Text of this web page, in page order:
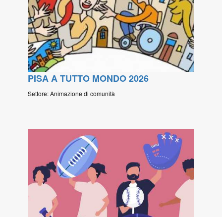
PISA A TUTTO MONDO 2026
Settore: Animazione di comunità